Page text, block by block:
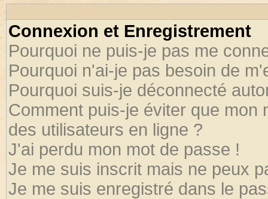
Connexion et Enregistrement
Pourquoi ne puis-je pas me
Pourquoi n'ai-je pas besoin de
Pourquoi suis-je déconnecté
Comment puis-je éviter que mon
des utilisateurs en ligne ?
J'ai perdu mon mot de passe !
Je me suis inscrit mais ne peux
Je me suis enregistré dans le